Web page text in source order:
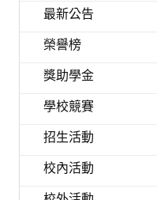
最新公告
榮譽榜
獎助學金
學校競賽
招生活動
校內活動